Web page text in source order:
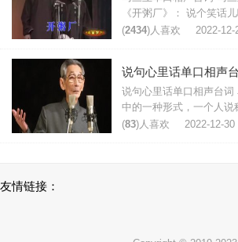
《开粥厂》： 说个笑话儿
(2434)人喜欢 2022-12-
说句心里话单口相声
说句心里话单口相声台词
中的一种形式，一个人说
(83)人喜欢 2022-12-30
友情链接：